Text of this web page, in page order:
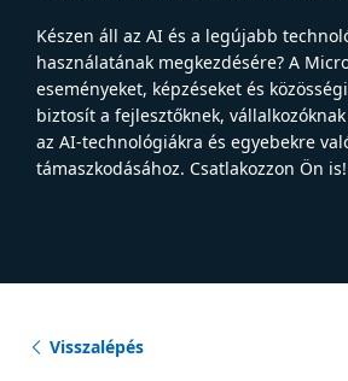
Készen áll az AI és a legújabb
használatának megkezdésére? A
eseményeket, képzéseket és
biztosít a fejlesztőknek,
az AI-technológiákra és egyebekre
támaszkodásához. Csatlakozzon Ön is!
Visszalépés